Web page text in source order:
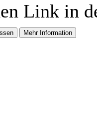
Link in